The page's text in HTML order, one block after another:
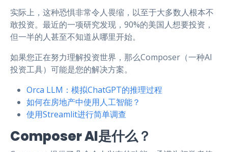
r
实际上，这种恐惧非常令人畏缩，以至于大多数人根本不
敢投资。最近的一项研究发现，90%的美国人想要投资，
但一半的人甚至不知道从哪里开始。
如果您正在努力理解投资世界，那么Composer（一种AI
投资工具）可能是您的解决方案。
Orca LLM：模拟ChatGPT的推理过程
如何在房地产中使用人工智能？
使用Streamlit进行简单调查
Composer AI是什么？